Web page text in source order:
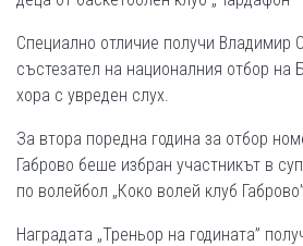
Специално отличие получи Владимир
състезател на националния отбор на
хора с увреден слух.
За втора поредна година за отбор
Габрово беше избран участникът в
по волейбол „Коко волей клуб
Наградата „Треньор на годината”